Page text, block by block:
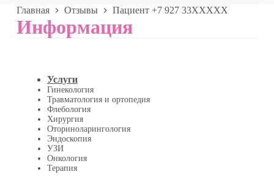
Главная Отзывы Пациент +7 927 33XXXXX
Информация
Услуги
Гинекология
Травматология и ортопедия
Флебология
Хирургия
Оториноларингология
Эндоскопия
УЗИ
Онкология
Терапия